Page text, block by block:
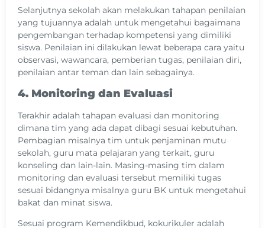
Selanjutnya sekolah akan melakukan tahapan penilaian
yang tujuannya adalah untuk mengetahui bagaimana
pengembangan terhadap kompetensi yang dimiliki
siswa. Penilaian ini dilakukan lewat beberapa cara yaitu
observasi, wawancara, pemberian tugas, penilaian diri,
penilaian antar teman dan lain sebagainya.
4. Monitoring dan Evaluasi
Terakhir adalah tahapan evaluasi dan monitoring
dimana tim yang ada dapat dibagi sesuai kebutuhan.
Pembagian misalnya tim untuk penjaminan mutu
sekolah, guru mata pelajaran yang terkait, guru
konseling dan lain-lain. Masing-masing tim dalam
monitoring dan evaluasi tersebut memiliki tugas
sesuai bidangnya misalnya guru BK untuk mengetahui
bakat dan minat siswa.
Sesuai program Kemendikbud, kokurikuler adalah